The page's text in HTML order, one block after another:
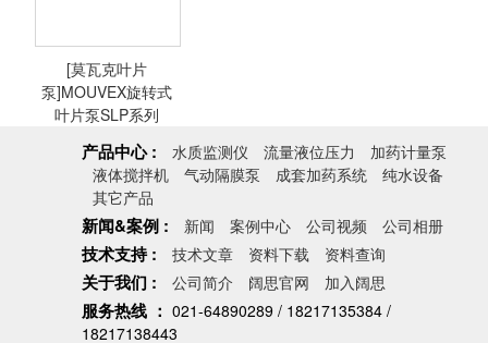
<查看详情>
[莫瓦克叶片
泵]MOUVEX旋转
式叶片泵SLP系列
<查看详情>
[莫瓦克叶片
泵]MOUVEX旋转式
叶片泵SLP系列
产品中心 : 水质监测仪 流量液位压力
加药计量泵
液体搅拌机
气动隔膜泵 成套加药系统
纯水设备
其它产品
新闻&案例 : 新闻 案例中心 公司视频 公司相册
技术支持 : 技术文章 资料下载 资料查询
关于我们 : 公司简介 阔思官网 加入阔思
服务热线 ： 021-64890289 / 18217135384 /
18217138443